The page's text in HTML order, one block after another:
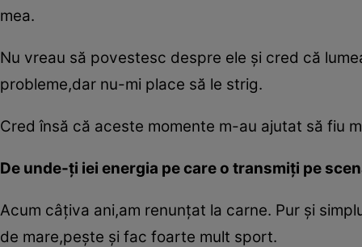
mea.
Nu vreau să povestesc despre ele şi cred că
probleme,dar nu-mi place să le strig.
Cred însă că aceste momente m-au ajutat să fiu
De unde-ţi iei energia pe care o transmiţi pe
Acum câţiva ani,am renunţat la carne. Pur şi
de mare,peşte şi fac foarte mult sport.